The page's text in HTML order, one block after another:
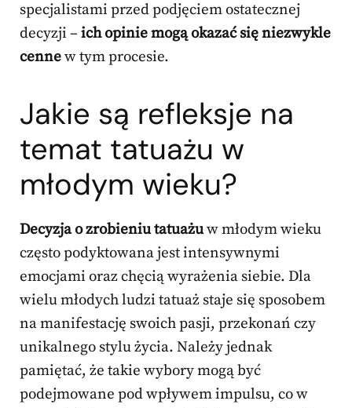
specjalistami przed podjęciem ostatecznej
decyzji – ich opinie mogą okazać się niezwykle
cennew tym procesie.
Jakie są refleksje na
temat tatuażu w
młodym wieku?
Decyzja o zrobieniu tatuażuw młodym wieku
często podyktowana jest intensywnymi
emocjami oraz chęcią wyrażenia siebie. Dla
wielu młodych ludzi tatuaż staje się sposobem
na manifestację swoich pasji, przekonań czy
unikalnego stylu życia. Należy jednak
pamiętać, że takie wybory mogą być
podejmowane pod wpływem impulsu, co w